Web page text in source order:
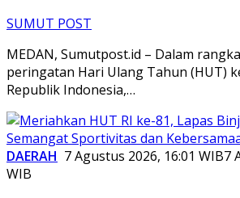
SUMUT POST
MEDAN, Sumutpost.id – Dalam
peringatan Hari Ulang Tahun (HUT)
Republik Indonesia,…
DAERAH 7 Agustus 2026, 16:01 WIB7
WIB